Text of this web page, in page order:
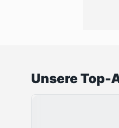
Unsere Top-